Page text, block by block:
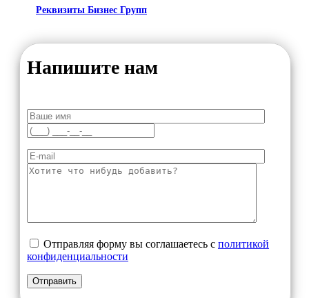
Реквизиты Бизнес Групп
Напишите нам
Отправляя форму вы соглашаетесь с политикой
конфиденциальности